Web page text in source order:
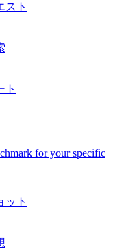
スト
ト
for your specific
ット